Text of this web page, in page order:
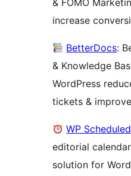
& FOMO
increase
BetterDocs:
& Knowledge
WordPress
tickets &
WP
editorial
solution for